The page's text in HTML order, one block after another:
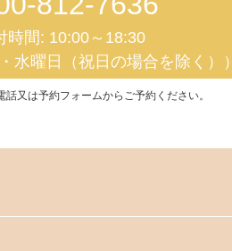
時間: 10:00～18:30
水曜日（祝日の場合を除く））
又は予約フォームからご予約ください。